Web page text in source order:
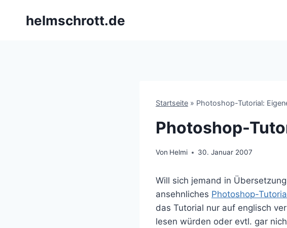
helmschrott.de
Startseite » Photoshop-Tutorial:
Photoshop-
Von Helmi 30. Januar 2007
Will sich jemand in
ansehnliches Photoshop-
das Tutorial nur auf englisch
lesen würden oder evtl. gar